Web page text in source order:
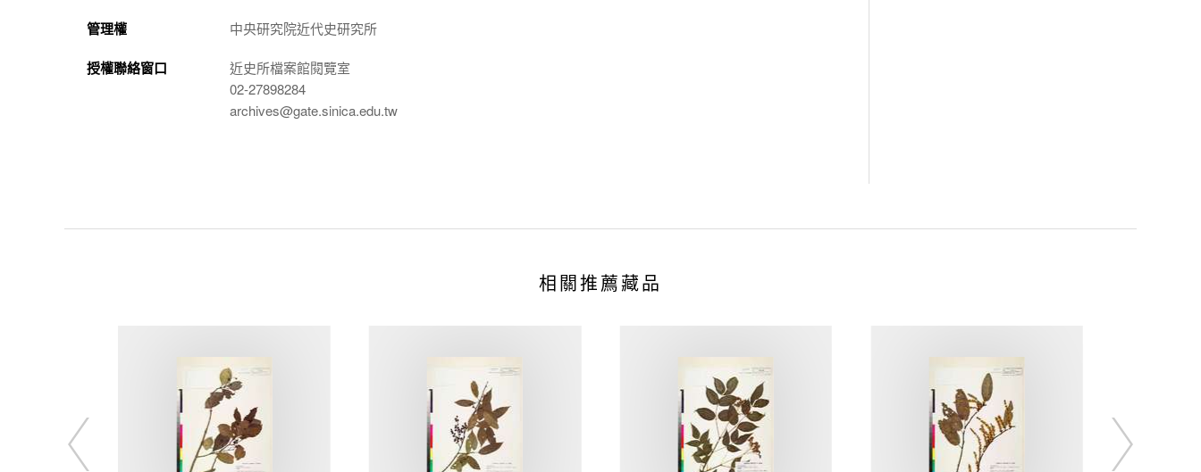
管理權 中央研究院近代史研究所
授權聯絡窗口
近史所檔案館閱覽室
02-27898284
archives@gate.sinica.edu.tw
相關推薦藏品